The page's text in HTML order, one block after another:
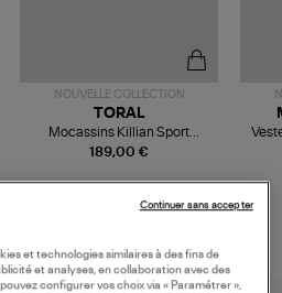
NOUVELLE COLLECTION
189,00 €
TORAL
Mocassins Killian Sport
Mousse
et technologies similaires à des fins de
et analyses, en collaboration avec des
configurer vos choix via « Paramétrer »,
Continuer sans accepter